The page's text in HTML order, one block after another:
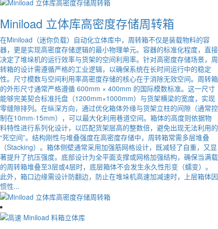
Miniload 立体库高密度存储周转箱
在Miniload（迷你负载）自动化立体库中，周转箱不仅是装载物料的容
器，更是实现高密度存储逻辑的最小物理单元。容器的标准化程度，直接
决定了堆垛机的运行效率与货架的空间利用率。针对高密度存储场景，周
转箱的设计需遵循严格的工业逻辑，以确保系统在长时间运行中的稳定
性。尺寸模数与空间利用率高密度存储的核心在于消除无效空间。周转箱
的外形尺寸通常严格遵循 600mm × 400mm 的国际模数标准。这一尺寸
能够完美契合标准托盘（1200mm×1000mm）与货架横梁的宽度，实现
零缝隙排列。在纵深方向，通过优化箱体外缘与货架立柱的间隙（通常控
制在10mm-15mm），可以最大化利用巷道空间。箱体的高度则依据物
料特性进行系列化设计，以匹配货架层高的整数倍，避免出现无法利用的
“死空间”。结构刚性与堆叠强度在高密度存储中，周转箱常需多层堆叠
（Stacking）。箱体侧壁通常采用加强筋网格设计，既减轻了自重，又显
著提升了抗压强度。底部设计为全平面支撑或网格加强结构，确保当满载
的周转箱堆叠至3层或4层时，底层箱体不会发生永久性形变（蠕变）。
此外，箱口边缘需设计防翻边，防止在堆垛机高速加减速时，上层箱体因
惯性...